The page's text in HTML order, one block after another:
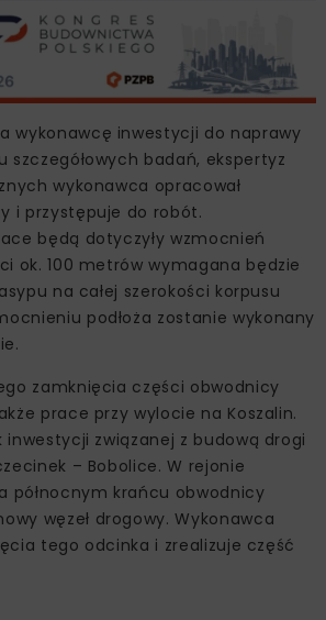
wykonawcę inwestycji do naprawy
szczegółowych badań, ekspertyz
wykonawca opracował
i przystępuje do robót.
będą dotyczyły wzmocnień
ok. 100 metrów wymagana będzie
na całej szerokości korpusu
podłoża zostanie wykonany
zamknięcia części obwodnicy
prace przy wylocie na Koszalin.
związanej z budową drogi
– Bobolice. W rejonie
północnym krańcu obwodnicy
węzeł drogowy. Wykonawca
tego odcinka i zrealizuje część